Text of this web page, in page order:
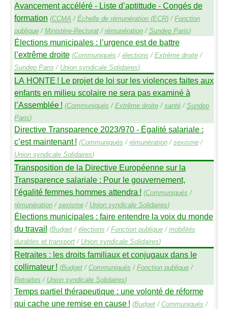
Avancement accéléré - Liste d’aptittude - Congés de
formation (CCMA / Échelle de rémunération (ECR)/ Fonction
publique/ Ministère-Rectorat/ rémunération/ SundepParis)
Élections municipales : l’urgence est de battre
l’extrême droite (Communiqués / élections / Extrême droite/
SundepParis / Union syndicale Solidaires)
LA HONTE ! Le projet de loi sur les violences faites aux
enfants en milieu scolaire ne sera pas examiné à
l’Assemblée ! (Communiqués / Extrême droite/ santé/ Sundep
Paris)
Directive Transparence 2023/970 - Égalité salariale :
c’est maintenant ! (Communiqués / rémunération/ sexisme/
Union syndicale Solidaires)
Transposition de la Directive Européenne sur la
Transparence salariale : Pour le gouvernement,
l’égalité femmes hommes attendra ! (Communiqués /
rémunération/ sexisme/ Union syndicale Solidaires)
Élections municipales : faire entendre la voix du monde
du travail (Budget/ élections / Fonction publique/ mobilités
durables et transport/ Union syndicale Solidaires)
Retraites : les droits familiaux et conjugaux dans le
collimateur ! (Budget/ Communiqués / Fonction publique/
Retraites / Union syndicale Solidaires)
Temps partiel thérapeutique : une volonté de réforme
qui cache une remise en cause ! (Budget/ Communiqués /